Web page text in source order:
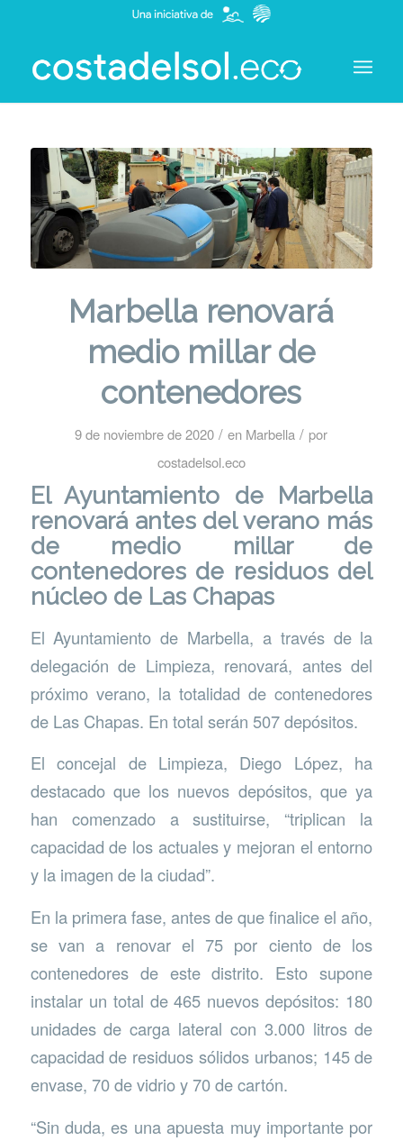
Marbella renovará
medio millar de
contenedores
9 de noviembre de 2020 / en Marbella / por
costadelsol.eco
El Ayuntamiento de Marbella
renovará antes del verano más
de medio millar de
contenedores de residuos del
núcleo de Las Chapas
El Ayuntamiento de Marbella, a través de la
delegación de Limpieza, renovará, antes del
próximo verano, la totalidad de contenedores
de Las Chapas. En total serán 507 depósitos.
El concejal de Limpieza, Diego López, ha
destacado que los nuevos depósitos, que ya
han comenzado a sustituirse, “triplican la
capacidad de los actuales y mejoran el entorno
y la imagen de la ciudad”.
En la primera fase, antes de que finalice el año,
se van a renovar el 75 por ciento de los
contenedores de este distrito. Esto supone
instalar un total de 465 nuevos depósitos: 180
unidades de carga lateral con 3.000 litros de
capacidad de residuos sólidos urbanos; 145 de
envase, 70 de vidrio y 70 de cartón.
“Sin duda, es una apuesta muy importante por